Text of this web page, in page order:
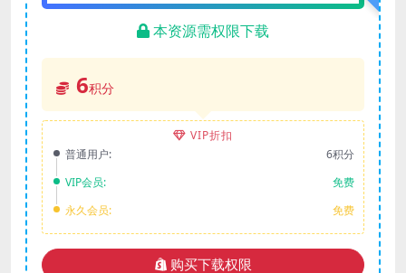
本资源需权限下载
6积分
VIP折扣
普通用户:
6积分
VIP会员:
免费
永久会员:
免费
购买下载权限